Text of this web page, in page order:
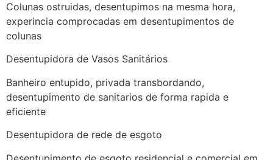
Colunas ostruidas, desentupimos na mesma hora,
experincia comprocadas em desentupimentos de
colunas
Desentupidora de Vasos Sanitários
Banheiro entupido, privada transbordando,
desentupimento de sanitarios de forma rapida e
eficiente
Desentupidora de rede de esgoto